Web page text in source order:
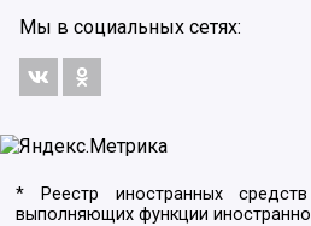
Мы в социальных сетях:
* Реестр иностранных
выполняющих функции